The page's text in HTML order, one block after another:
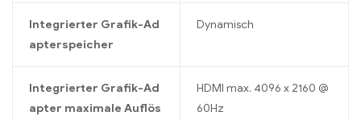
Integrierter Grafik-Ad
apterspeicher
Dynamisch
Integrierter Grafik-Ad
apter maximale Auflös
HDMI max. 4096 x 2160 @
60Hz